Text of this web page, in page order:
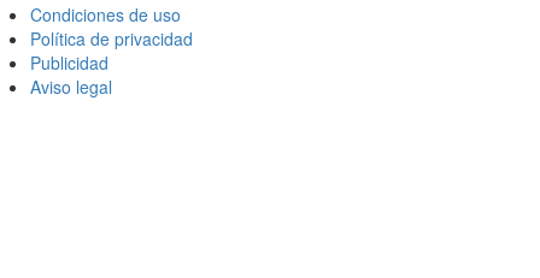
Condiciones de uso
Política de privacidad
Publicidad
Aviso legal